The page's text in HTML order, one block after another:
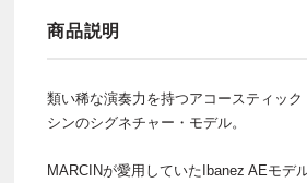
商品説明
類い稀な演奏力を持つアコースティッ
シンのシグネチャー・モデル。
MARCINが愛用していたIbanez AEモデ